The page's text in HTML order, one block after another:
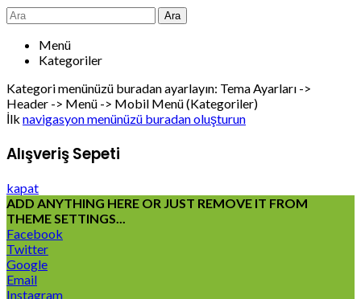
Ara
Menü
Kategoriler
Kategori menünüzü buradan ayarlayın: Tema Ayarları ->
Header -> Menü -> Mobil Menü (Kategoriler)
İlk navigasyon menünüzü buradan oluşturun
Alışveriş Sepeti
kapat
ADD ANYTHING HERE OR JUST REMOVE IT FROM
THEME SETTINGS...
Facebook
Twitter
Google
Email
Instagram